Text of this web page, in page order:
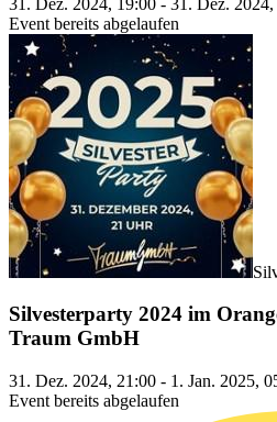
Event bereits abgelaufen
Silvesterparty 2024 im
Traum GmbH
31. Dez. 2024, 21:00 - 1. Jan. 2025,
Event bereits abgelaufen